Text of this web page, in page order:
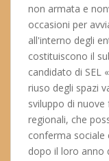
non armata e
occasioni per
all'interno degli
costituiscono il
candidato di SEL
riuso degli spazi
sviluppo di
regionali, che
conferma sociale
dopo il loro anno